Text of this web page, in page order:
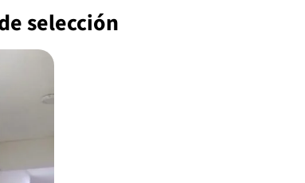
selección